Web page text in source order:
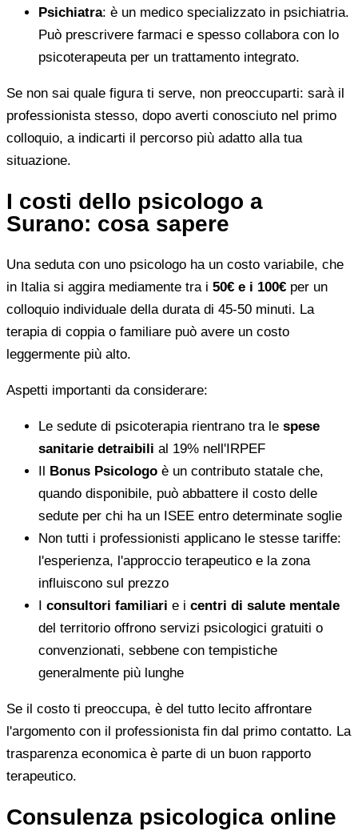
Psichiatra: è un medico specializzato in psichiatria.
Può prescrivere farmaci e spesso collabora con lo
psicoterapeuta per un trattamento integrato.
Se non sai quale figura ti serve, non preoccuparti: sarà il
professionista stesso, dopo averti conosciuto nel primo
colloquio, a indicarti il percorso più adatto alla tua
situazione.
I costi dello psicologo a
Surano: cosa sapere
Una seduta con uno psicologo ha un costo variabile, che
in Italia si aggira mediamente tra i 50€ e i 100€ per un
colloquio individuale della durata di 45-50 minuti. La
terapia di coppia o familiare può avere un costo
leggermente più alto.
Aspetti importanti da considerare:
Le sedute di psicoterapia rientrano tra le spese
sanitarie detraibili al 19% nell'IRPEF
Il Bonus Psicologo è un contributo statale che,
quando disponibile, può abbattere il costo delle
sedute per chi ha un ISEE entro determinate soglie
Non tutti i professionisti applicano le stesse tariffe:
l'esperienza, l'approccio terapeutico e la zona
influiscono sul prezzo
I consultori familiari e i centri di salute mentale
del territorio offrono servizi psicologici gratuiti o
convenzionati, sebbene con tempistiche
generalmente più lunghe
Se il costo ti preoccupa, è del tutto lecito affrontare
l'argomento con il professionista fin dal primo contatto. La
trasparenza economica è parte di un buon rapporto
terapeutico.
Consulenza psicologica online